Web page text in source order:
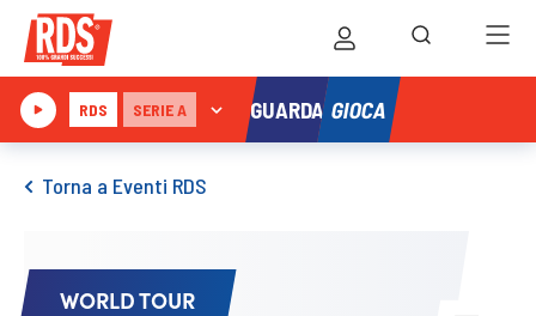
RDS SERIE A GUARDA GIOCA
Torna a Eventi RDS
WORLD TOUR